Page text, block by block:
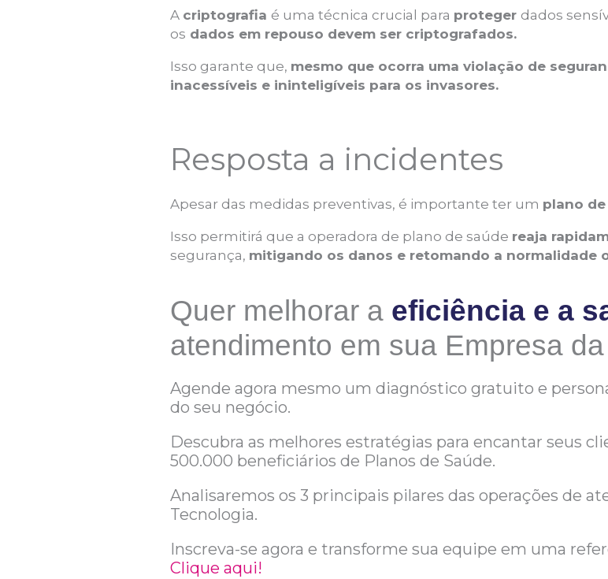
A criptografia é uma técnica crucial para proteger dados
os dados em repouso devem ser criptografados.
Isso garante que, mesmo que ocorra uma violação de
inacessíveis e ininteligíveis para os invasores.
Resposta a incidentes
Apesar das medidas preventivas, é importante ter um plano
Isso permitirá que a operadora de plano de saúde reaja
segurança, mitigando os danos e retomando a normalidade
Quer melhorar a eficiência e a
atendimento em sua Empresa
Agende agora mesmo um diagnóstico gratuito e
do seu negócio.
Descubra as melhores estratégias para encantar seus
500.000 beneficiários de Planos de Saúde.
Analisaremos os 3 principais pilares das operações de
Tecnologia.
Inscreva-se agora e transforme sua equipe em uma
Clique aqui!